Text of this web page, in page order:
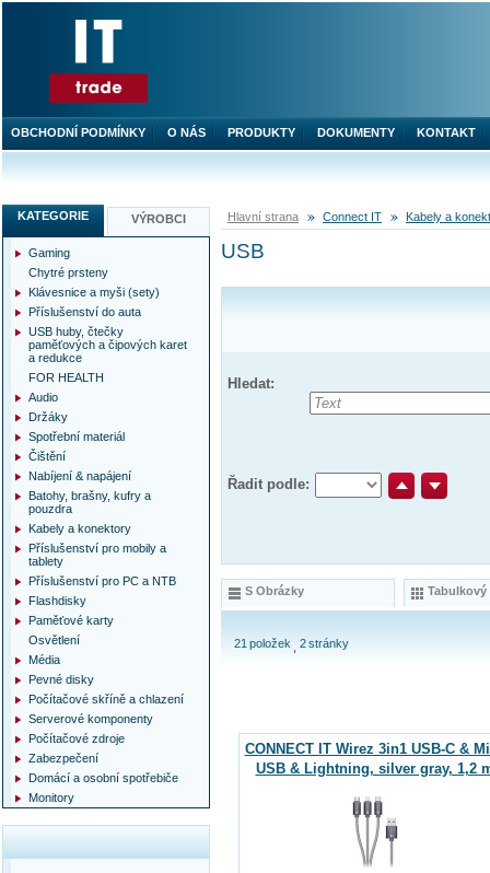
Hlavní strana Connect IT Kabely a
USB
Hledat:
Řadit podle:
S Obrázky Tabulkový
21 položek 2stránky
CONNECT IT Wirez 3in1 USB-C &
USB & Lightning, silver gray, 1,2
KATEGORIE VÝROBCI
Gaming
Chytré prsteny
Klávesnice a myši (sety)
Příslušenství do auta
USB huby, čtečky
paměťových a čipových karet
a redukce
FOR HEALTH
Audio
Držáky
Spotřební materiál
Čištění
Nabíjení & napájení
Batohy, brašny, kufry a
pouzdra
Kabely a konektory
Příslušenství pro mobily a
tablety
Příslušenství pro PC a NTB
Flashdisky
Paměťové karty
Osvětlení
Média
Pevné disky
Počítačové skříně a chlazení
Serverové komponenty
Počítačové zdroje
Zabezpečení
Domácí a osobní spotřebiče
Monitory
OBCHODNÍ PODMÍNKY O NÁS PRODUKTY DOKUMENTY KONTAKT